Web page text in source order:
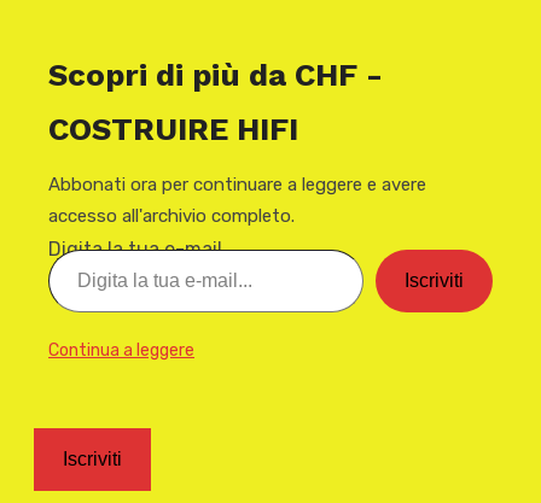
Scopri di più da CHF -
COSTRUIRE HIFI
Abbonati ora per continuare a leggere e avere
accesso all'archivio completo.
Digita la tua e-mail...
Iscriviti
Continua a leggere
Iscriviti